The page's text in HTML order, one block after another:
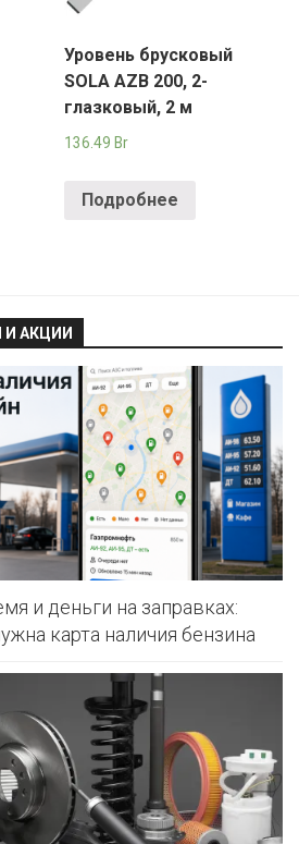
Уровень брусковый
SOLA AZB 200, 2-
глазковый, 2 м
136.49 Br
Подробнее
АКЦИИ
и деньги на заправках:
карта наличия бензина